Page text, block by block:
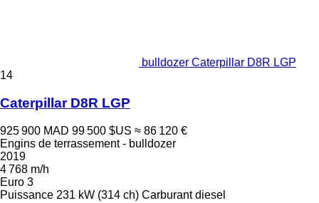
bulldozer Caterpillar D8R LGP
14
Caterpillar D8R LGP
925 900 MAD 99 500 $US ≈ 86 120 €
Engins de terrassement - bulldozer
2019
4 768 m/h
Euro 3
Puissance 231 kW (314 ch) Carburant diesel